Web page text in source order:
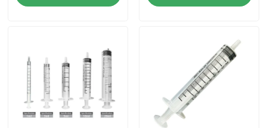
Poprosić o wycenę
Medyczna guma silikonowa
Gumowy korek medyczny
Gumowy tłok strzykawki